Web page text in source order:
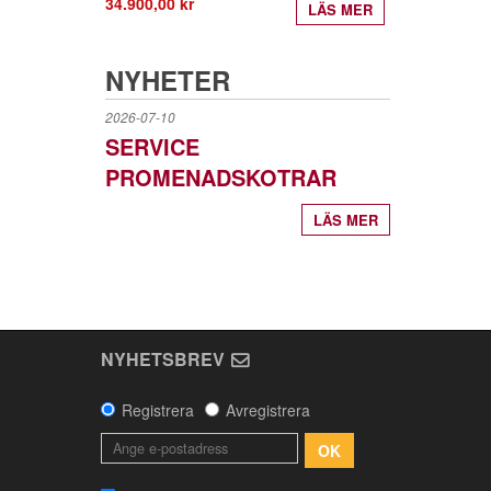
LÄS MER
NYHETER
2026-07-10
SERVICE
PROMENADSKOTRAR
LÄS MER
NYHETSBREV
Registrera
Avregistrera
OK